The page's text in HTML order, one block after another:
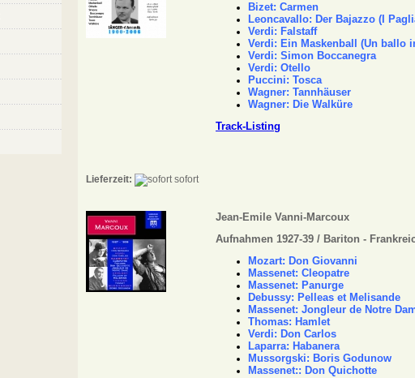
Bizet: Carmen
Leoncavallo: Der Bajazzo (I
Verdi: Falstaff
Verdi: Ein Maskenball (Un ballo
Verdi: Simon Boccanegra
Verdi: Otello
Puccini: Tosca
Wagner: Tannhäuser
Wagner: Die Walküre
Track-Listing
Lieferzeit: sofort
Jean-Emile Vanni-Marcoux
Aufnahmen 1927-39 / Bariton -
Mozart: Don Giovanni
Massenet: Cleopatre
Massenet: Panurge
Debussy: Pelleas et Melisande
Massenet: Jongleur de Notre
Thomas: Hamlet
Verdi: Don Carlos
Laparra: Habanera
Mussorgski: Boris Godunow
Massenet:: Don Quichotte